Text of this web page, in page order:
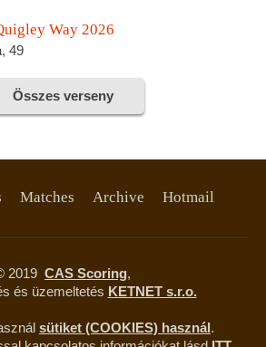
Way 2026
49
Összes verseny
Matches Archive Hotmail
2019 CAS Scoring,
és üzemeltetés KETNET s.r.o.
sütiket (COOKIES) használ.